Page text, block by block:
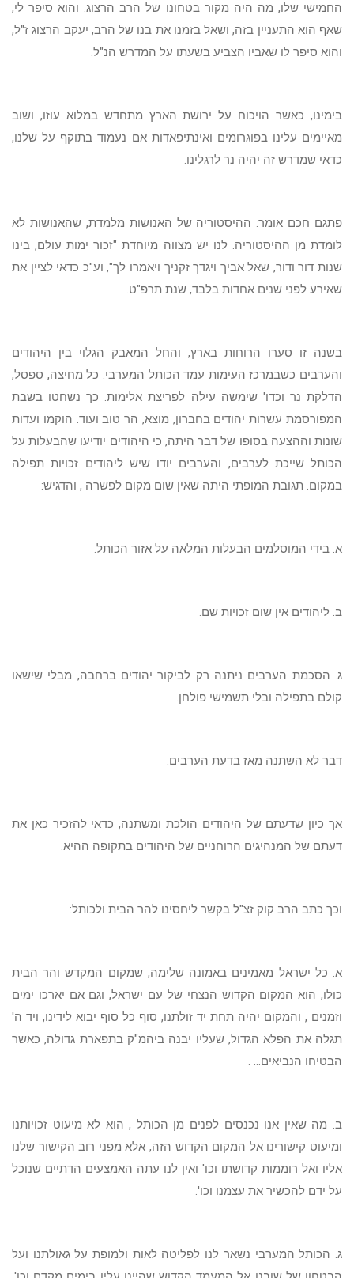
החמישי שלו, מה היה מקור בטחונו של הרב הרצוג. והוא סיפר לי,
שאף הוא התעניין בזה, ושאל בזמנו את בנו של הרב, יעקב הרצוג ז"ל,
והוא סיפר לו שאביו הצביע בשעתו על המדרש הנ"ל.
בימינו, כאשר הויכוח על ירושת הארץ מתחדש במלוא עוזו, ושוב
מאיימים עלינו בפוגרומים ואינתיפאדות אם נעמוד בתוקף על שלנו,
כדאי שמדרש זה יהיה נר לרגלינו.
פתגם חכם אומר: ההיסטוריה של האנושות מלמדת, שהאנושות לא
לומדת מן ההיסטוריה. לנו יש מצווה מיוחדת "זכור ימות עולם, בינו
שנות דור ודור, שאל אביך ויגדך זקניך ויאמרו לך", וע"כ כדאי לציין את
שאירע לפני שנים אחדות בלבד, שנת תרפ"ט.
בשנה זו סערו הרוחות בארץ, והחל המאבק הגלוי בין היהודים
והערבים כשבמרכז העימות עמד הכותל המערבי. כל מחיצה, ספסל,
הדלקת נר וכדו' שימשה עילה לפריצת אלימות. כך נשחטו בשבת
המפורסמת עשרות יהודים בחברון, מוצא, הר טוב ועוד. הוקמו ועדות
שונות וההצעה בסופו של דבר היתה, כי היהודים יודיעו שהבעלות על
הכותל שייכת לערבים, והערבים יודו שיש ליהודים זכויות תפילה
במקום. תגובת המופתי היתה שאין שום מקום לפשרה , והדגיש:
א. בידי המוסלמים הבעלות המלאה על אזור הכותל.
ב. ליהודים אין שום זכויות שם.
ג. הסכמת הערבים ניתנה רק לביקור יהודים ברחבה, מבלי שישאו
קולם בתפילה ובלי תשמישי פולחן.
דבר לא השתנה מאז בדעת הערבים.
אך כיון שדעתם של היהודים הולכת ומשתנה, כדאי להזכיר כאן את
דעתם של המנהיגים הרוחניים של היהודים בתקופה ההיא.
וכך כתב הרב קוק זצ"ל בקשר ליחסינו להר הבית ולכותל:
א. כל ישראל מאמינים באמונה שלימה, שמקום המקדש והר הבית
כולו, הוא המקום הקדוש הנצחי של עם ישראל, וגם אם יארכו ימים
וזמנים , והמקום יהיה תחת יד זולתנו, סוף כל סוף יבוא לידינו, ויד ה'
תגלה את הפלא הגדול, שעליו יבנה ביהמ"ק בתפארת גדולה, כאשר
הבטיחו הנביאים... .
ב. מה שאין אנו נכנסים לפנים מן הכותל , הוא לא מיעוט זכויותנו
ומיעוט קישורינו אל המקום הקדוש הזה, אלא מפני רוב הקישור שלנו
אליו ואל רוממות קדושתו וכו' ואין לנו עתה האמצעים הדתיים שנוכל
על ידם להכשיר את עצמנו וכו'.
ג. הכותל המערבי נשאר לנו לפליטה לאות ולמופת על גאולתנו ועל